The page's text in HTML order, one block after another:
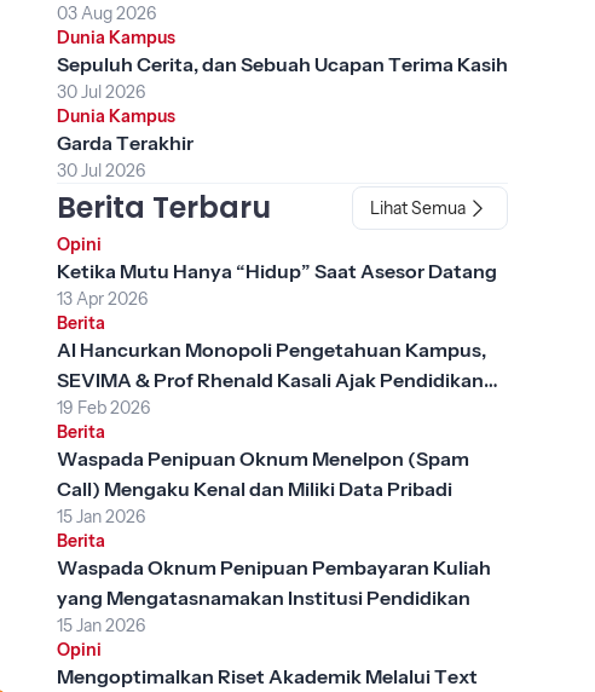
03 Aug 2026
Dunia Kampus
Sepuluh Cerita, dan Sebuah Ucapan Terima Kasih
30 Jul 2026
Dunia Kampus
Garda Terakhir
30 Jul 2026
Berita Terbaru
Lihat Semua
Opini
Ketika Mutu Hanya “Hidup” Saat Asesor Datang
13 Apr 2026
Berita
AI Hancurkan Monopoli Pengetahuan Kampus,
SEVIMA & Prof Rhenald Kasali Ajak Pendidikan
Tinggi Berubah
19 Feb 2026
Berita
Waspada Penipuan Oknum Menelpon (Spam
Call) Mengaku Kenal dan Miliki Data Pribadi
15 Jan 2026
Berita
Waspada Oknum Penipuan Pembayaran Kuliah
yang Mengatasnamakan Institusi Pendidikan
15 Jan 2026
Opini
Mengoptimalkan Riset Akademik Melalui Text